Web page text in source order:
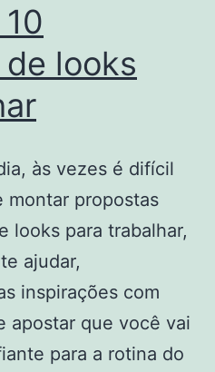
looks
às vezes é difícil
montar propostas
looks para trabalhar,
ajudar,
inspirações com
apostar que você vai
para a rotina do